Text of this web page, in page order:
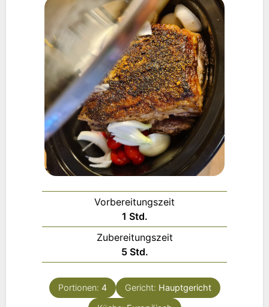
Vorbereitungszeit
1 Stunde
Std.
Zubereitungszeit
5Stunden
Std.
Portionen: 4 Gericht: Hauptgericht